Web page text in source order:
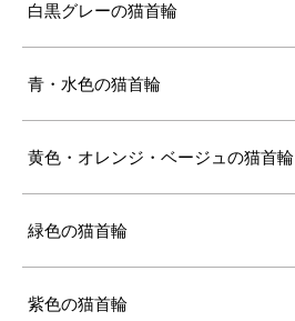
白黒グレーの猫首輪
青・水色の猫首輪
黄色・オレンジ・ベージュの猫首輪
緑色の猫首輪
紫色の猫首輪